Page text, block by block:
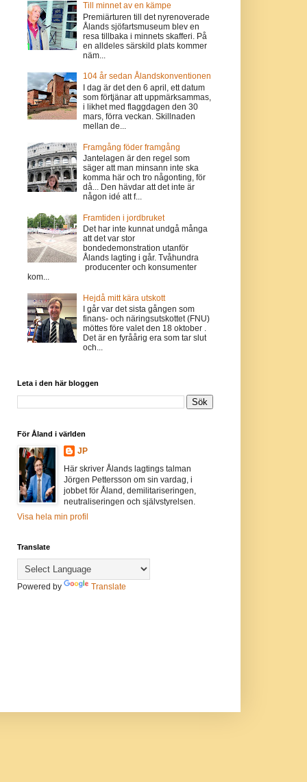
Till minnet av en kämpe
Premiärturen till det nyrenoverade
Ålands sjöfartsmuseum blev en
resa tillbaka i minnets skafferi. På
en alldeles särskild plats kommer
näm...
104 år sedan Ålandskonventionen
I dag är det den 6 april, ett datum
som förtjänar att uppmärksammas,
i likhet med flaggdagen den 30
mars, förra veckan. Skillnaden
mellan de...
Framgång föder framgång
Jantelagen är den regel som
säger att man minsann inte ska
komma här och tro någonting, för
då... Den hävdar att det inte är
någon idé att f...
Framtiden i jordbruket
Det har inte kunnat undgå många
att det var stor
bondedemonstration utanför
Ålands lagting i går. Tvåhundra
producenter och konsumenter
kom...
Hejdå mitt kära utskott
I går var det sista gången som
finans- och näringsutskottet (FNU)
möttes före valet den 18 oktober .
Det är en fyråårig era som tar slut
och...
Leta i den här bloggen
För Åland i världen
JP
Här skriver Ålands lagtings talman
Jörgen Pettersson om sin vardag, i
jobbet för Åland, demilitariseringen,
neutraliseringen och självstyrelsen.
Visa hela min profil
Translate
Powered by Translate